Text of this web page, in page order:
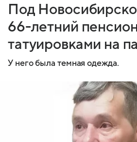
Под
66-летний
татуировками на
У него была темная одежда.